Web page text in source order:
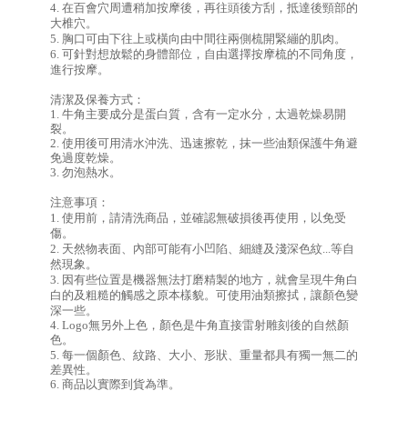
4. 在百會穴周遭稍加按摩後，再往頭後方刮，抵達後頸部的
大椎穴。
5. 胸口可由下往上或橫向由中間往兩側梳開緊繃的肌肉。
6. 可針對想放鬆的身體部位，自由選擇按摩梳的不同角度，
進行按摩。
清潔及保養方式：
1. 牛角主要成分是蛋白質，含有一定水分，太過乾燥易開
裂。
2. 使用後可用清水沖洗、迅速擦乾，抹一些油類保護牛角避
免過度乾燥。
3. 勿泡熱水。
注意事項：
1. 使用前，請清洗商品，並確認無破損後再使用，以免受
傷。
2. 天然物表面、內部可能有小凹陷、細縫及淺深色紋...等自
然現象。
3. 因有些位置是機器無法打磨精製的地方，就會呈現牛角白
白的及粗糙的觸感之 原本樣貌。 可使用油類擦拭，讓顏色變
深一些。
4. Logo無另外上色 ，顏色是牛角直接雷射雕刻 後的自然顏
色。
5. 每一個顏色、紋路、大小、形狀、重量都具有獨一無二的
差異性。
6. 商品以實際到貨為準。